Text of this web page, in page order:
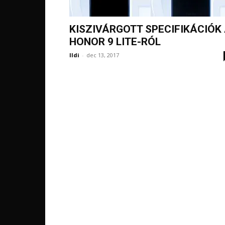
KISZIVÁRGOTT SPECIFIKÁCIÓK
HONOR 9 LITE-RÓL
Ildi - dec 13, 2017